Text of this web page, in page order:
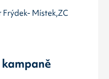
Místek,ZC